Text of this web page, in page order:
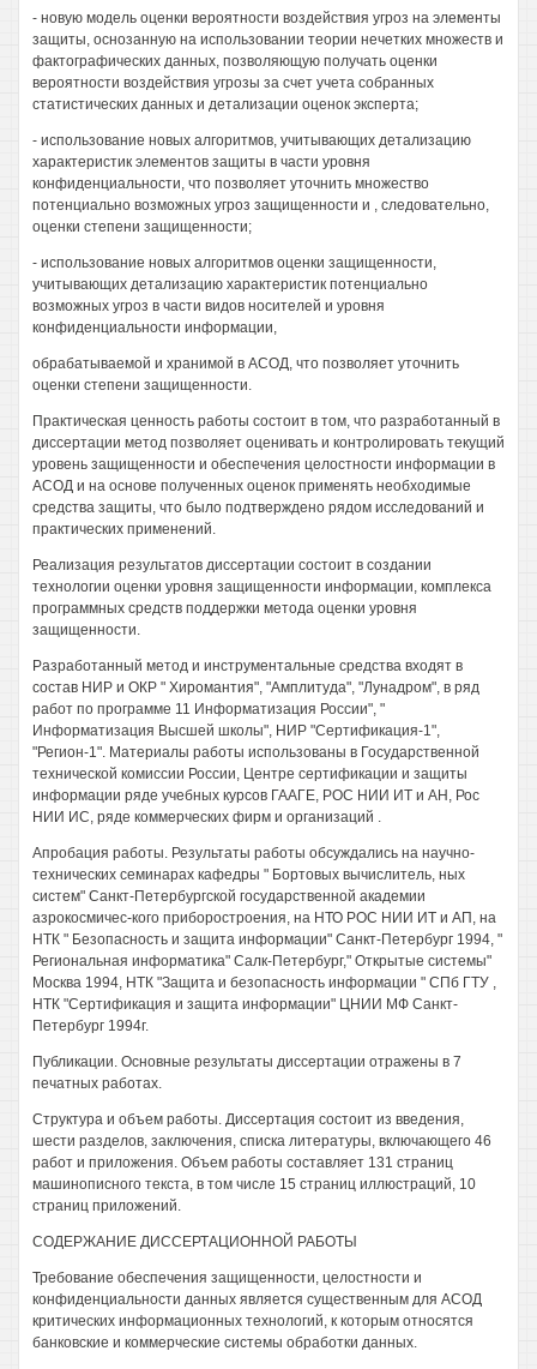
- новую модель оценки вероятности воздействия угроз на элементы
защиты, оснозанную на использовании теории нечетких множеств и
фактографических данных, позволяющую получать оценки
вероятности воздействия угрозы за счет учета собранных
статистических данных и детализации оценок эксперта;
- использование новых алгоритмов, учитывающих детализацию
характеристик элементов защиты в части уровня
конфиденциальности, что позволяет уточнить множество
потенциально возможных угроз защищенности и , следовательно,
оценки степени защищенности;
- использование новых алгоритмов оценки защищенности,
учитывающих детализацию характеристик потенциально
возможных угроз в части видов носителей и уровня
конфиденциальности информации,
обрабатываемой и хранимой в АСОД, что позволяет уточнить
оценки степени защищенности.
Практическая ценность работы состоит в том, что разработанный в
диссертации метод позволяет оценивать и контролировать текущий
уровень защищенности и обеспечения целостности информации в
АСОД и на основе полученных оценок применять необходимые
средства защиты, что было подтверждено рядом исследований и
практических применений.
Реализация результатов диссертации состоит в создании
технологии оценки уровня защищенности информации, комплекса
программных средств поддержки метода оценки уровня
защищенности.
Разработанный метод и инструментальные средства входят в
состав НИР и ОКР " Хиромантия", "Амплитуда", "Лунадром", в ряд
работ по программе 11 Информатизация России", "
Информатизация Высшей школы", НИР "Сертификация-1",
"Регион-1". Материалы работы использованы в Государственной
технической комиссии России, Центре сертификации и защиты
информации ряде учебных курсов ГААГЕ, РОС НИИ ИТ и АН, Рос
НИИ ИС, ряде коммерческих фирм и организаций .
Апробация работы. Результаты работы обсуждались на научно-
технических семинарах кафедры " Бортовых вычислитель, ных
систем" Санкт-Петербургской государственной академии
азрокосмичес-кого приборостроения, на НТО РОС НИИ ИТ и АП, на
НТК " Безопасность и защита информации" Санкт-Петербург 1994, "
Региональная информатика" Салк-Петербург," Открытые системы"
Москва 1994, НТК "Защита и безопасность информации " СПб ГТУ ,
НТК "Сертификация и защита информации" ЦНИИ МФ Санкт-
Петербург 1994г.
Публикации. Основные результаты диссертации отражены в 7
печатных работах.
Структура и объем работы. Диссертация состоит из введения,
шести разделов, заключения, списка литературы, включающего 46
работ и приложения. Объем работы составляет 131 страниц
машинописного текста, в том числе 15 страниц иллюстраций, 10
страниц приложений.
СОДЕРЖАНИЕ ДИССЕРТАЦИОННОЙ РАБОТЫ
Требование обеспечения защищенности, целостности и
конфиденциальности данных является существенным для АСОД
критических информационных технологий, к которым относятся
банковские и коммерческие системы обработки данных.